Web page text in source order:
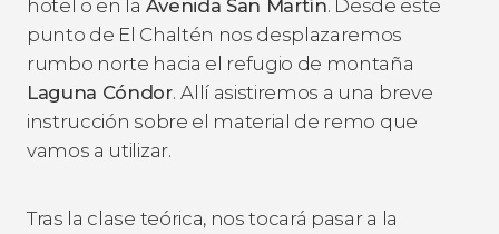
hotel o en la Avenida San Martín. Desde este
punto de El Chaltén nos desplazaremos
rumbo norte hacia el refugio de montaña
Laguna Cóndor. Allí asistiremos a una breve
instrucción sobre el material de remo que
vamos a utilizar.
Tras la clase teórica, nos tocará pasar a la